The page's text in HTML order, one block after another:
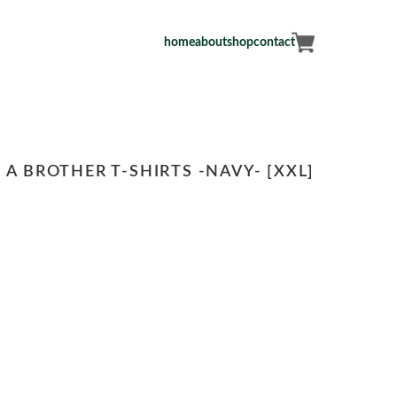
homeaboutshopcontact
BROTHER T-SHIRTS -NAVY- [XXL]